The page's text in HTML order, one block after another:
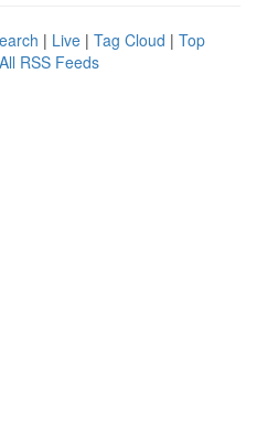
| Live | Tag Cloud | Top
All RSS Feeds